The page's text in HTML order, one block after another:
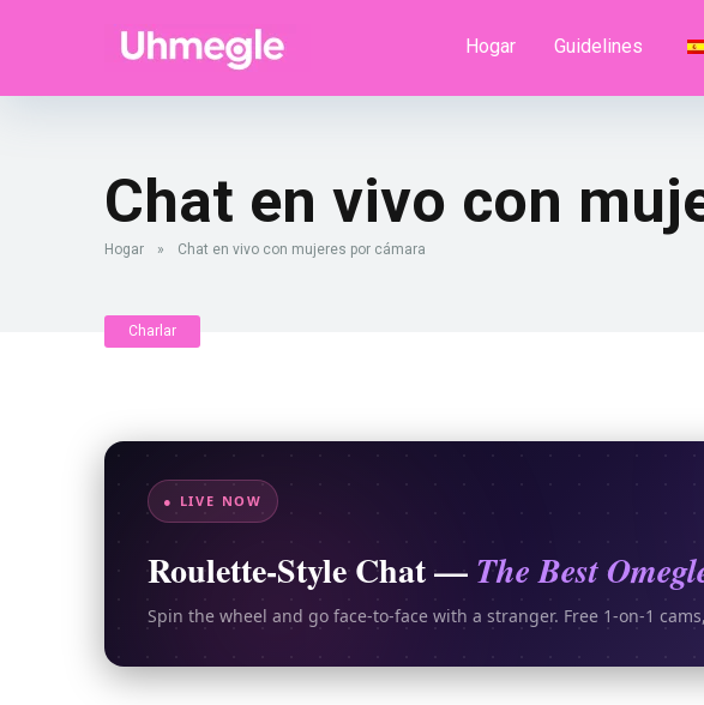
Hogar Guidelines
Chat en vivo con
Hogar » Chat en vivo con mujeres por cámara
Charlar
● LIVE NOW
Roulette-Style Chat — The Best
Spin the wheel and go face-to-face with a stranger. Free 1-on-1